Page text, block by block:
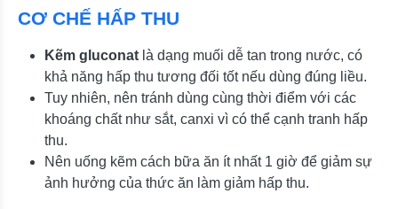
CƠ CHẾ HẤP THU
Kẽm gluconat là dạng muối dễ tan trong nước, có
khả năng hấp thu tương đối tốt nếu dùng đúng liều.
Tuy nhiên, nên tránh dùng cùng thời điểm với các
khoáng chất như sắt, canxi vì có thể cạnh tranh hấp
thu.
Nên uống kẽm cách bữa ăn ít nhất 1 giờ để giảm sự
ảnh hưởng của thức ăn làm giảm hấp thu.